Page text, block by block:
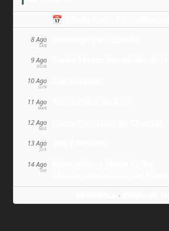
📅 Añade todo a tu
8 Ago
SÁB
9 Ago
DOM
10 Ago
LUN
11 Ago
MAR
12 Ago
MIÉ
13 Ago
JUE
14 Ago
VIE
·